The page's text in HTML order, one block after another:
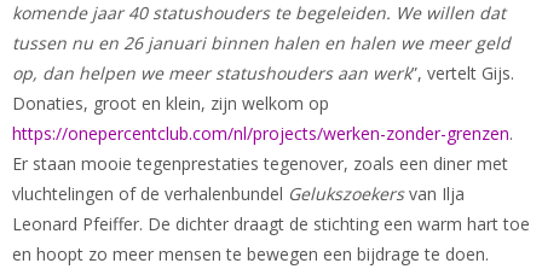
komende jaar 40 statushouders te begeleiden. We willen dat
tussen nu en 26 januari binnen halen en halen we meer geld
op, dan helpen we meer statushouders aan werk”, vertelt Gijs.
Donaties, groot en klein, zijn welkom op
https://onepercentclub.com/nl/projects/werken-zonder-grenzen.
Er staan mooie tegenprestaties tegenover, zoals een diner met
vluchtelingen of de verhalenbundel Gelukszoekersvan Ilja
Leonard Pfeiffer. De dichter draagt de stichting een warm hart toe
en hoopt zo meer mensen te bewegen een bijdrage te doen.